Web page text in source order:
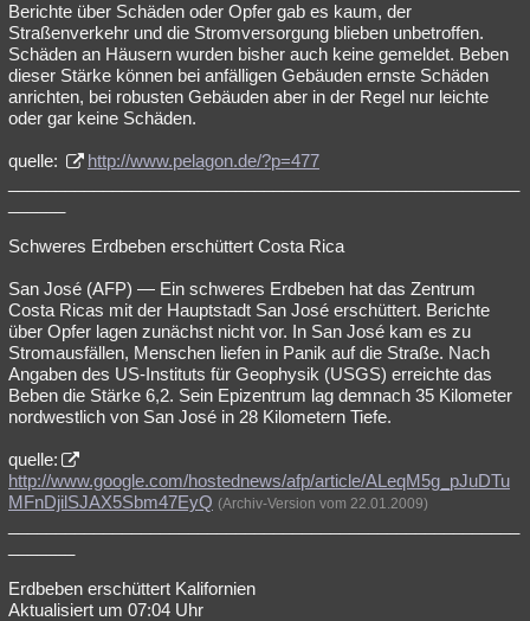
Berichte über Schäden oder Opfer gab es kaum, der
Straßenverkehr und die Stromversorgung blieben unbetroffen.
Schäden an Häusern wurden bisher auch keine gemeldet. Beben
dieser Stärke können bei anfälligen Gebäuden ernste Schäden
anrichten, bei robusten Gebäuden aber in der Regel nur leichte
oder gar keine Schäden.
quelle:
http://www.pelagon.de/?p=477
Schweres Erdbeben erschüttert Costa Rica
San José (AFP) — Ein schweres Erdbeben hat das Zentrum
Costa Ricas mit der Hauptstadt San José erschüttert. Berichte
über Opfer lagen zunächst nicht vor. In San José kam es zu
Stromausfällen, Menschen liefen in Panik auf die Straße. Nach
Angaben des US-Instituts für Geophysik (USGS) erreichte das
Beben die Stärke 6,2. Sein Epizentrum lag demnach 35 Kilometer
nordwestlich von San José in 28 Kilometern Tiefe.
quelle:
http://www.google.com/hostednews/afp/article/ALeqM5g_pJuDTu
MFnDjilSJAX5Sbm47EyQ (Archiv-Version vom 22.01.2009)
Erdbeben erschüttert Kalifornien
Aktualisiert um 07:04 Uhr